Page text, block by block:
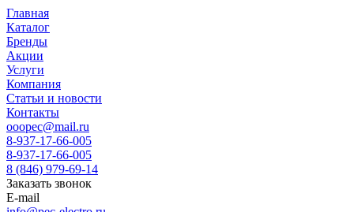
Главная
Каталог
Бренды
Акции
Услуги
Компания
Статьи и новости
Контакты
ooopec@mail.ru
8-937-17-66-005
8-937-17-66-005
8 (846) 979-69-14
Заказать звонок
E-mail